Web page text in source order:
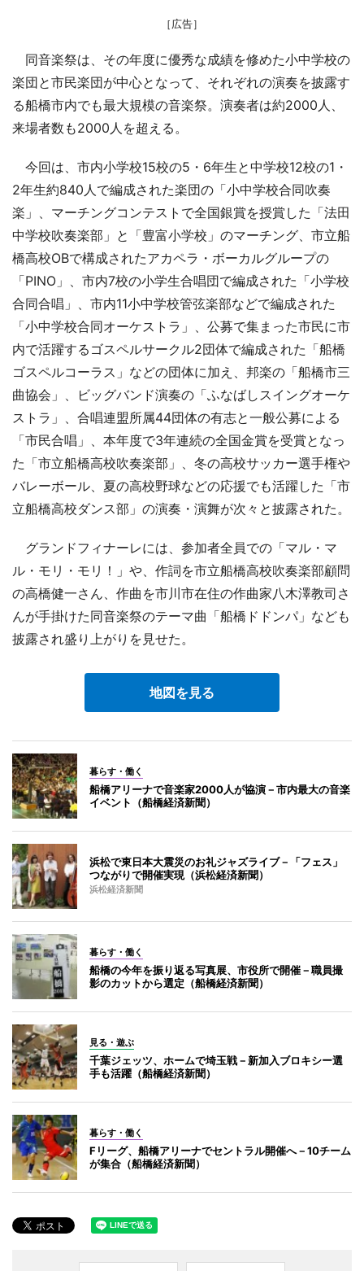
［広告］
同音楽祭は、その年度に優秀な成績を修めた小中学校の
楽団と市民楽団が中心となって、それぞれの演奏を披露す
る船橋市内でも最大規模の音楽祭。演奏者は約2000人、
来場者数も2000人を超える。
今回は、市内小学校15校の5・6年生と中学校12校の1・
2年生約840人で編成された楽団の「小中学校合同吹奏
楽」、マーチングコンテストで全国銀賞を授賞した「法田
中学校吹奏楽部」と「豊富小学校」のマーチング、市立船
橋高校OBで構成されたアカペラ・ボーカルグループの
「PINO」、市内7校の小学生合唱団で編成された「小学校
合同合唱」、市内11小中学校管弦楽部などで編成された
「小中学校合同オーケストラ」、公募で集まった市民に市
内で活躍するゴスペルサークル2団体で編成された「船橋
ゴスペルコーラス」などの団体に加え、邦楽の「船橋市三
曲協会」、ビッグバンド演奏の「ふなばしスイングオーケ
ストラ」、合唱連盟所属44団体の有志と一般公募による
「市民合唱」、本年度で3年連続の全国金賞を受賞となっ
た「市立船橋高校吹奏楽部」、冬の高校サッカー選手権や
バレーボール、夏の高校野球などの応援でも活躍した「市
立船橋高校ダンス部」の演奏・演舞が次々と披露された。
グランドフィナーレには、参加者全員での「マル・マ
ル・モリ・モリ！」や、作詞を市立船橋高校吹奏楽部顧問
の高橋健一さん、作曲を市川市在住の作曲家八木澤教司さ
んが手掛けた同音楽祭のテーマ曲「船橋ドドンパ」なども
披露され盛り上がりを見せた。
地図を見る
暮らす・働く
船橋アリーナで音楽家2000人が協演－市内最大の音楽
イベント（船橋経済新聞）
浜松で東日本大震災のお礼ジャズライブ－「フェス」
つながりで開催実現（浜松経済新聞）
浜松経済新聞
暮らす・働く
船橋の今年を振り返る写真展、市役所で開催－職員撮
影のカットから選定（船橋経済新聞）
見る・遊ぶ
千葉ジェッツ、ホームで埼玉戦－新加入ブロキシー選
手も活躍（船橋経済新聞）
暮らす・働く
Fリーグ、船橋アリーナでセントラル開催へ－10チーム
が集合（船橋経済新聞）